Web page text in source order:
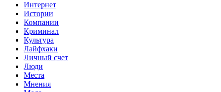
Интернет
Истории
Компании
Криминал
Культура
Лайфхаки
Личный счет
Люди
Места
Мнения